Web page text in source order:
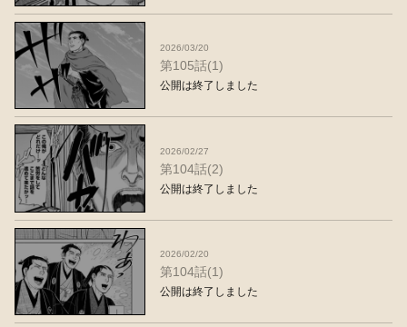
2026/03/20
第105話(1)
公開は終了しました
2026/02/27
第104話(2)
公開は終了しました
2026/02/20
第104話(1)
公開は終了しました